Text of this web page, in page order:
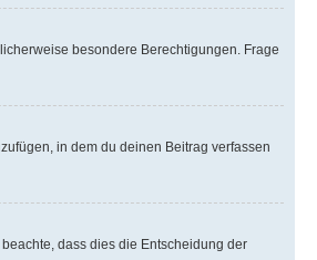
besondere Berechtigungen. Frage
in dem du deinen Beitrag verfassen
dass dies die Entscheidung der